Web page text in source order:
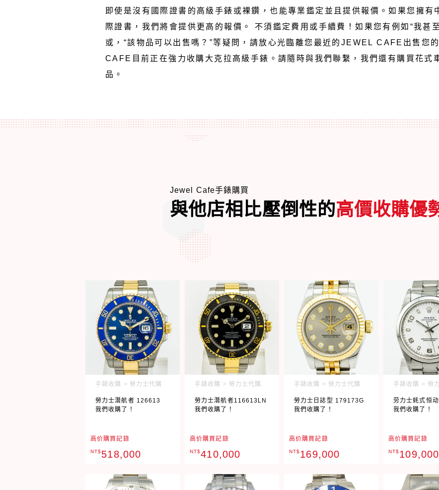
即使是沒有國際證書的高級手錶或裸鑽，也能專業鑑定並且提供報價。如果您擁有
際證書，我們將會提供更高的報價。 不須鑑定費用或手續費！如果您有例如“我甚
或，“該物品可以出售嗎？”等疑問，請放心光臨離您最近的JEWEL CAFE出售您
CAFE目前正在強力收購大克拉高級手錶。請隨時與我們聯繫，我們還有購買花式
品。
Jewel Cafe手錶購買
與他店相比壓倒性的高價收購優
手錶收購 > 勞力士代購
勞力士潛航者 126613
我們收購了！
高价購買記錄
NT$518,000
手錶收購 > 勞力士代購
勞力士潛航者116613LN
我們收購了！
高价購買記錄
NT$410,000
手錶收購 > 勞力士代購
勞力士日誌型 179173G
我們收購了！
高价購買記錄
NT$169,000
手錶收購 > 勞
劳力士蚝式恒
我們收購了！
高价購買記錄
NT$109,000